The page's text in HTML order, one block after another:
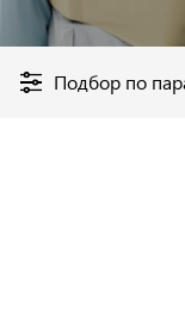
Подбор по